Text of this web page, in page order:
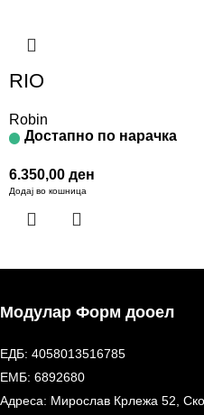
RIO
Robin
Достапно по нарачка
6.350,00 ден
Додај во кошница
Модулар Форм дооел
ЕДБ: 4058013516785
ЕМБ: 6892680
Адреса: Мирослав Крлежа 52,